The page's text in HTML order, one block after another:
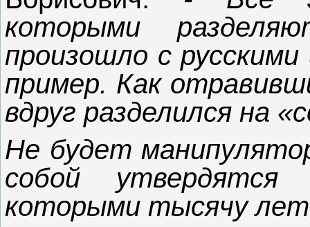
которыми
произошло с
пример. Как
вдруг разделился на
Не будет
собой
которыми тысячу